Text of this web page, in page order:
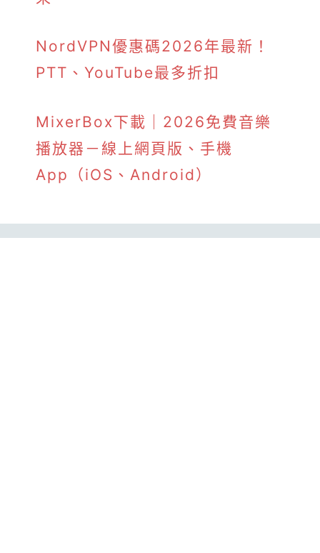
NordVPN優惠碼2026年最新！
PTT、YouTube最多折扣
MixerBox下載｜2026免費音樂
播放器－線上網頁版、手機
App（iOS、Android）